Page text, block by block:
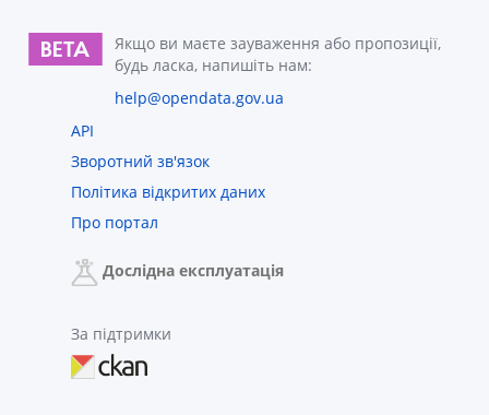
Якщо ви маєте зауваження або пропозиції,
будь ласка, напишіть нам:
help@opendata.gov.ua
API
Зворотний зв'язок
Політика відкритих даних
Про портал
Дослідна експлуатація
За підтримки